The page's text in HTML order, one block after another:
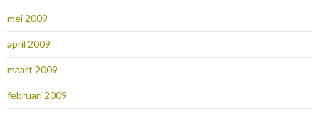
mei 2009
april 2009
maart 2009
februari 2009